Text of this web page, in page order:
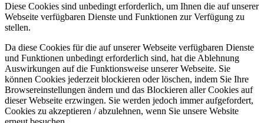
Diese Cookies sind unbedingt erforderlich, um Ihnen die auf unserer
Webseite verfügbaren Dienste und Funktionen zur Verfügung zu
stellen.
Da diese Cookies für die auf unserer Webseite verfügbaren Dienste
und Funktionen unbedingt erforderlich sind, hat die Ablehnung
Auswirkungen auf die Funktionsweise unserer Webseite. Sie
können Cookies jederzeit blockieren oder löschen, indem Sie Ihre
Browsereinstellungen ändern und das Blockieren aller Cookies auf
dieser Webseite erzwingen. Sie werden jedoch immer aufgefordert,
Cookies zu akzeptieren / abzulehnen, wenn Sie unsere Website